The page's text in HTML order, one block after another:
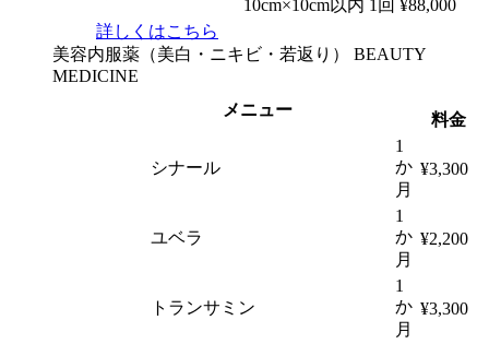
10cm×10cm以内 1回 ¥88,000
詳しくはこちら
美容内服薬（美白・ニキビ・若返り） BEAUTY
MEDICINE
メニュー
料金
シナール
1
か
月
¥3,300
ユベラ
1
か
月
¥2,200
トランサミン
1
か
月
¥3,300